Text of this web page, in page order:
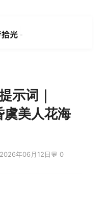
示词｜
美人花海
2026年06月12日💬 0